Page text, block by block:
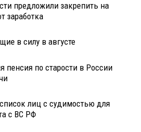
предложили закрепить на
заработка
в силу в августе
пенсия по старости в России
лиц с судимостью для
с ВС РФ